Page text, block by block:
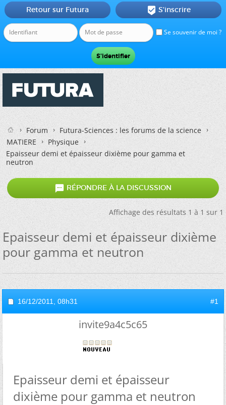
Se souvenir de moi ?
Retour sur Futura  S'inscrire
Forum
Futura-Sciences : les forums de la science
MATIERE
Physique
Epaisseur demi et épaisseur dixième pour gamma et
neutron
 RÉPONDRE À LA DISCUSSION
Affichage des résultats 1 à 1 sur 1
Epaisseur demi et épaisseur dixième
pour gamma et neutron
16/12/2011, 08h31 #1
invite9a4c5c65
Epaisseur demi et épaisseur
dixième pour gamma et neutron